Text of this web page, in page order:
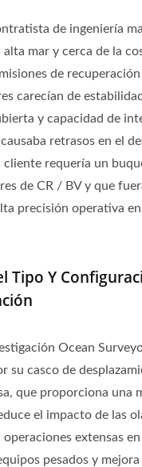
de ingeniería
mar y cerca de la
de
carecían de
y capacidad de
retrasos en el
cliente requería un
de CR / BV y que
precisión operativa
Tipo Y
Ocean
su casco de
que proporciona una
el impacto de las
extensas
pesados y